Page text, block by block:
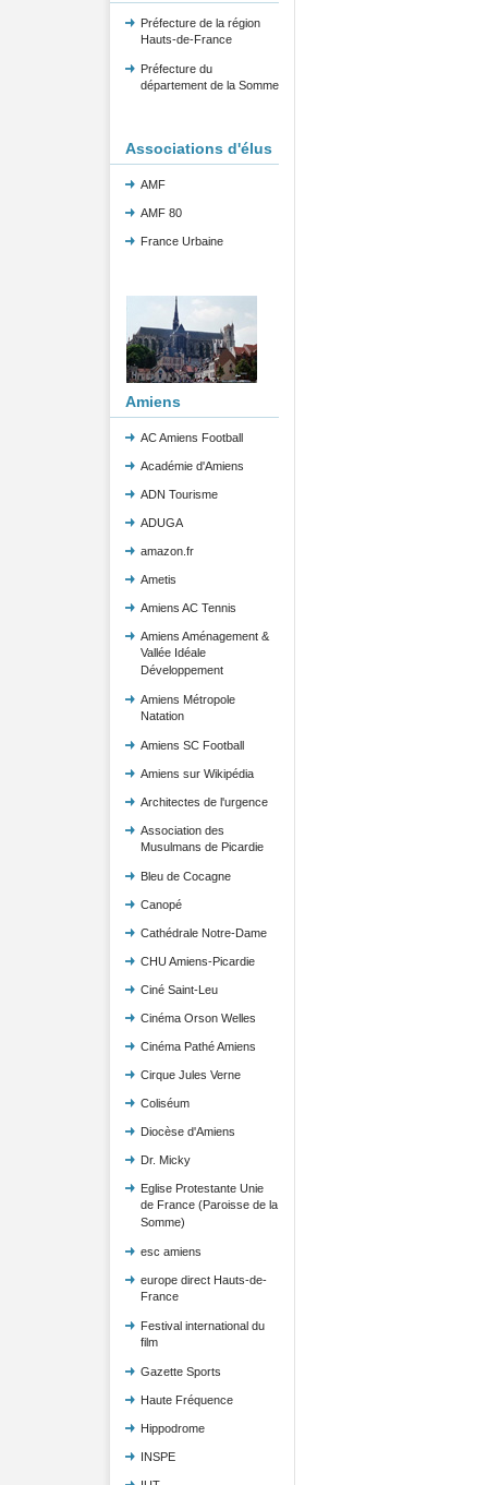
Préfecture de la région
Hauts-de-France
Préfecture du
département de la Somme
Associations d'élus
AMF
AMF 80
France Urbaine
Amiens
AC Amiens Football
Académie d'Amiens
ADN Tourisme
ADUGA
amazon.fr
Ametis
Amiens AC Tennis
Amiens Aménagement &
Vallée Idéale
Développement
Amiens Métropole
Natation
Amiens SC Football
Amiens sur Wikipédia
Architectes de l'urgence
Association des
Musulmans de Picardie
Bleu de Cocagne
Canopé
Cathédrale Notre-Dame
CHU Amiens-Picardie
Ciné Saint-Leu
Cinéma Orson Welles
Cinéma Pathé Amiens
Cirque Jules Verne
Coliséum
Diocèse d'Amiens
Dr. Micky
Eglise Protestante Unie
de France (Paroisse de la
Somme)
esc amiens
europe direct Hauts-de-
France
Festival international du
film
Gazette Sports
Haute Fréquence
Hippodrome
INSPE